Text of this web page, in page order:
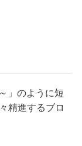
」のように短
精進するブロ